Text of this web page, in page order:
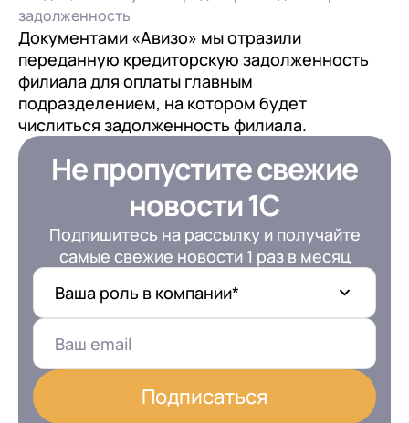
задолженность
Документами «Авизо» мы отразили
переданную кредиторскую задолженность
филиала для оплаты главным
подразделением, на котором будет
числиться задолженность филиала.
Не пропустите свежие
новости 1С
Подпишитесь на рассылку и получайте
самые свежие новости 1 раз в месяц
Ваша роль в компании*
Подписаться